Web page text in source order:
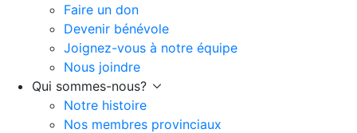
Faire un don
Devenir bénévole
Joignez-vous à notre équipe
Nous joindre
Qui sommes-nous?
Notre histoire
Nos membres provinciaux